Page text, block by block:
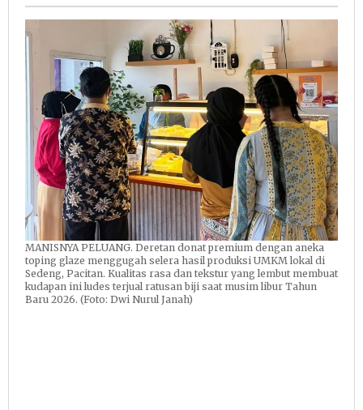
Pacitan
Sukses
Pikat
Lidah
Wisatawan
MANISNYA PELUANG. Deretan donat premium dengan aneka
toping glaze menggugah selera hasil produksi UMKM lokal di
Sedeng, Pacitan. Kualitas rasa dan tekstur yang lembut membuat
kudapan ini ludes terjual ratusan biji saat musim libur Tahun
Baru 2026. (Foto: Dwi Nurul Janah)